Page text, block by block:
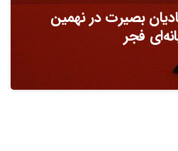
بصیرت در نهمین
فجر